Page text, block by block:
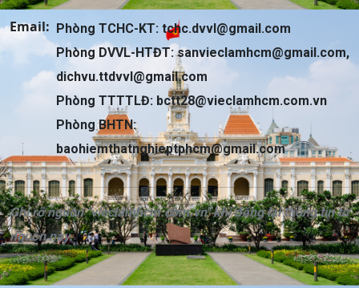
Email: Phòng TCHC-KT: tchc.dvvl@gmail.com
Phòng DVVL-HTĐT:sanvieclamhcm@gmail.com,
dichvu.ttdvvl@gmail.com
Phòng TTTTLĐ: bctt28@vieclamhcm.com.vn
Phòng BHTN:
baohiemthatnghieptphcm@gmail.com
Ghi rõ nguồn "vieclamhcm.com.vn" khi đăng lại thông tin từ
nguồn này.